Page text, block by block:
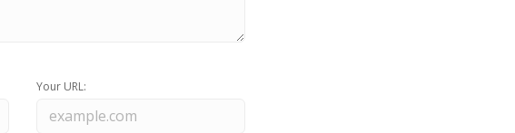
Your URL: